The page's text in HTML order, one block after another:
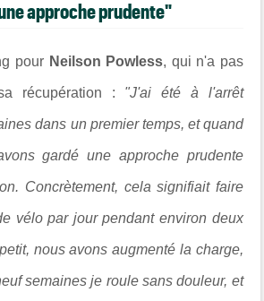
approche prudente"
pour Neilson Powless, qui n'a pas
récupération : "J'ai été à l'arrêt
dans un premier temps, et quand
gardé une approche prudente
Concrètement, cela signifiait faire
vélo par jour pendant environ deux
nous avons augmenté la charge,
semaines je roule sans douleur, et